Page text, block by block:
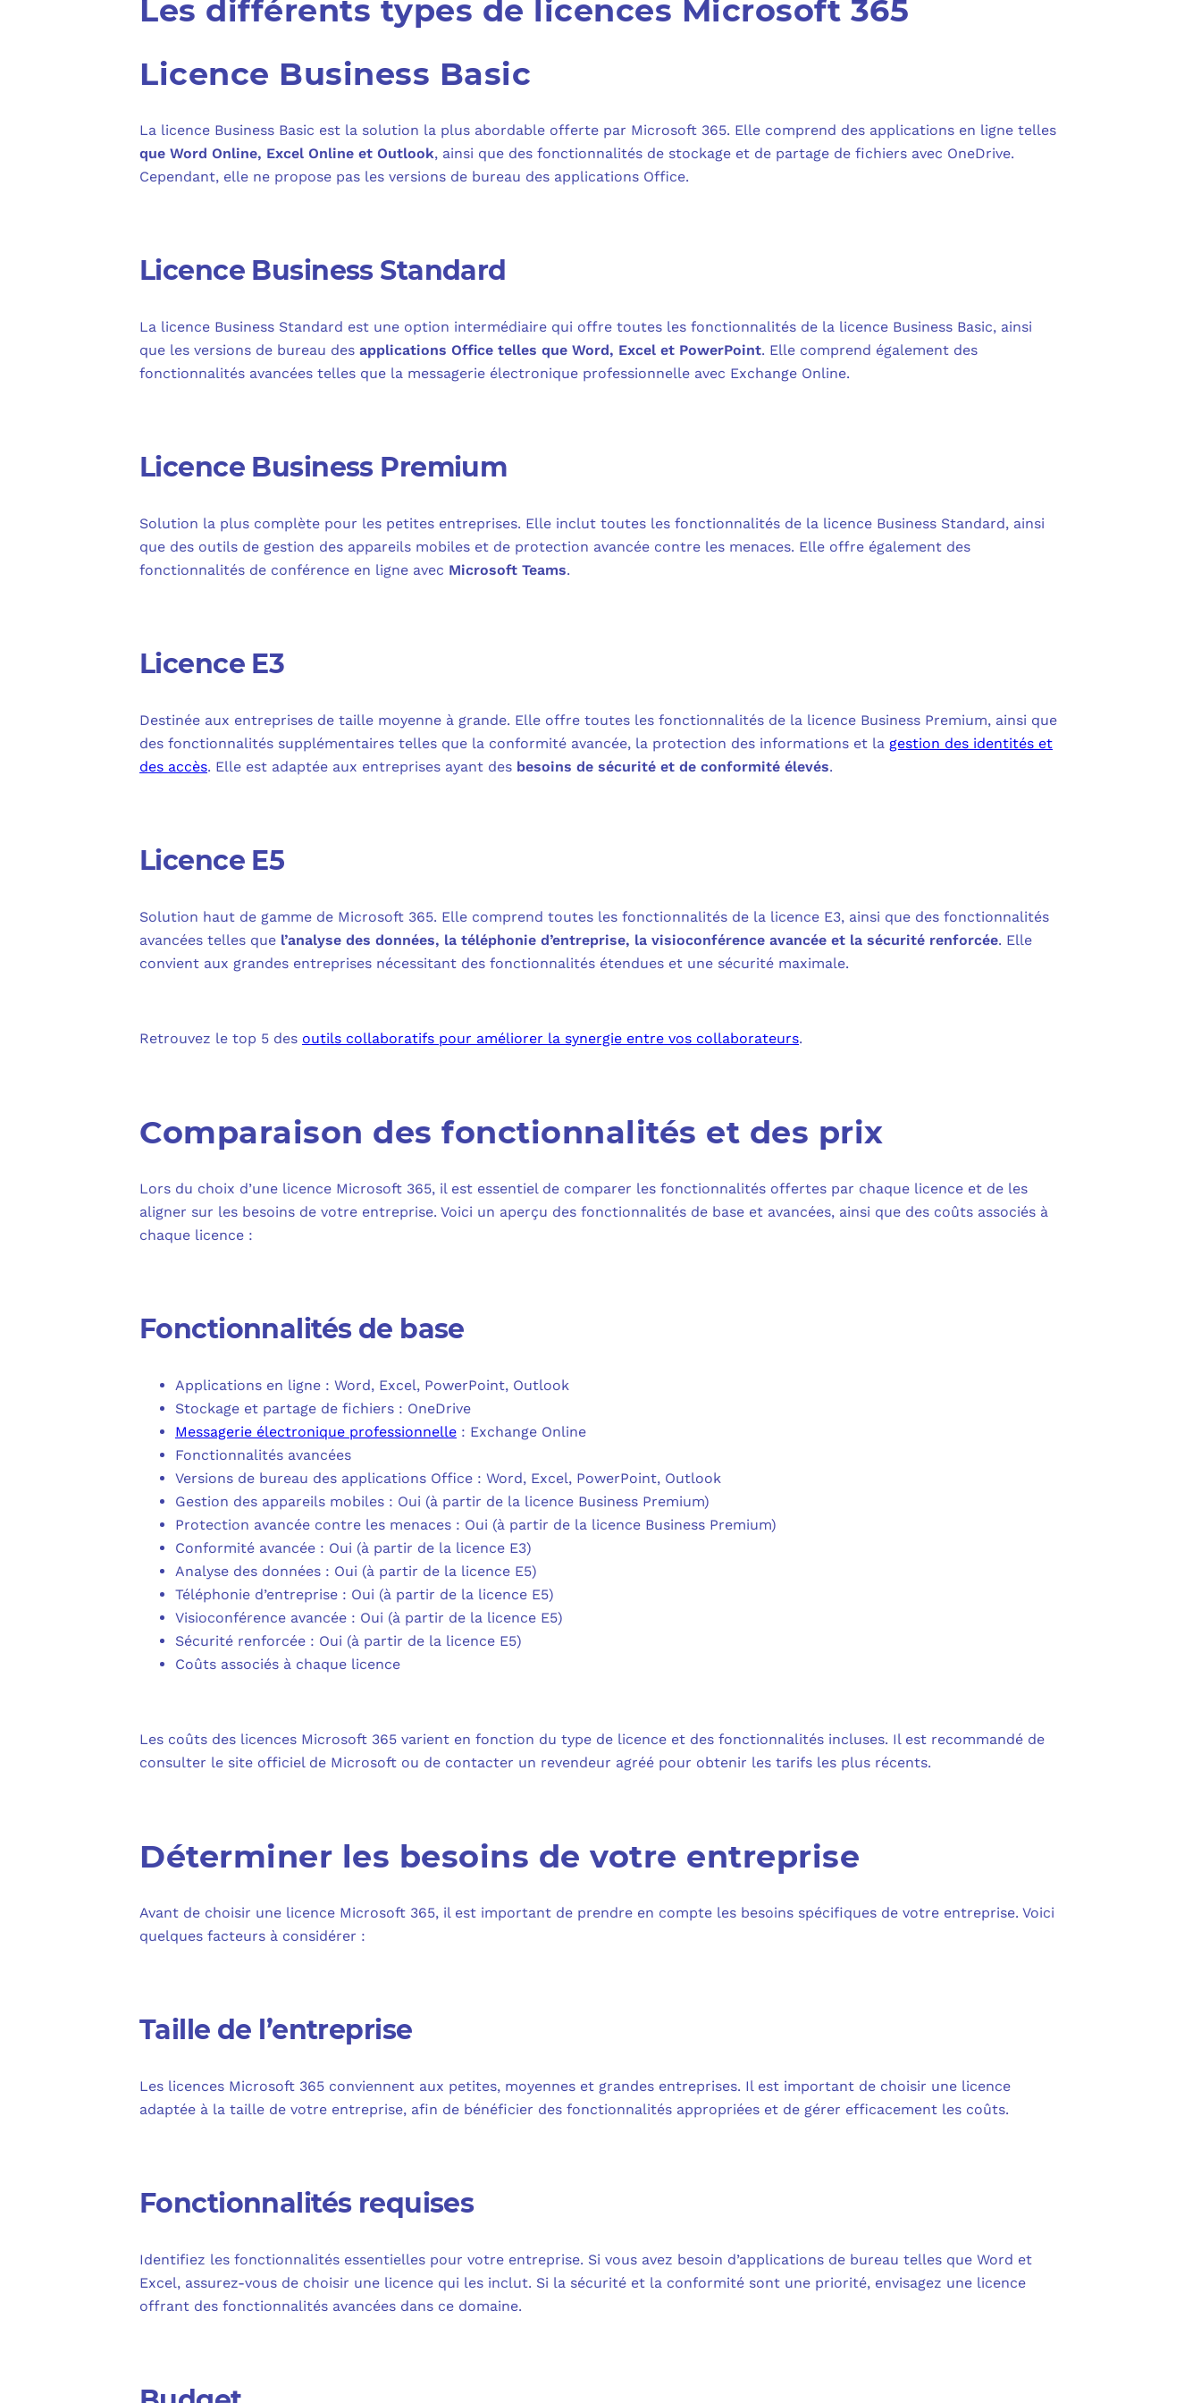
Les différents types de licences Microsoft 365
Licence Business Basic
La licence Business Basic est la solution la plus abordable offerte par Microsoft 365. Elle comprend des applications en ligne telles
que Word Online, Excel Online et Outlook, ainsi que des fonctionnalités de stockage et de partage de fichiers avec OneDrive.
Cependant, elle ne propose pas les versions de bureau des applications Office.
Licence Business Standard
La licence Business Standard est une option intermédiaire qui offre toutes les fonctionnalités de la licence Business Basic, ainsi
que les versions de bureau des applications Office telles que Word, Excel et PowerPoint. Elle comprend également des
fonctionnalités avancées telles que la messagerie électronique professionnelle avec Exchange Online.
Licence Business Premium
Solution la plus complète pour les petites entreprises. Elle inclut toutes les fonctionnalités de la licence Business Standard, ainsi
que des outils de gestion des appareils mobiles et de protection avancée contre les menaces. Elle offre également des
fonctionnalités de conférence en ligne avec Microsoft Teams.
Licence E3
Destinée aux entreprises de taille moyenne à grande. Elle offre toutes les fonctionnalités de la licence Business Premium, ainsi que
des fonctionnalités supplémentaires telles que la conformité avancée, la protection des informations et la gestion des identités et
des accès. Elle est adaptée aux entreprises ayant des besoins de sécurité et de conformité élevés.
Licence E5
Solution haut de gamme de Microsoft 365. Elle comprend toutes les fonctionnalités de la licence E3, ainsi que des fonctionnalités
avancées telles que l’analyse des données, la téléphonie d’entreprise, la visioconférence avancée et la sécurité renforcée. Elle
convient aux grandes entreprises nécessitant des fonctionnalités étendues et une sécurité maximale.
Retrouvez le top 5 des outils collaboratifs pour améliorer la synergie entre vos collaborateurs.
Comparaison des fonctionnalités et des prix
Lors du choix d’une licence Microsoft 365, il est essentiel de comparer les fonctionnalités offertes par chaque licence et de les
aligner sur les besoins de votre entreprise. Voici un aperçu des fonctionnalités de base et avancées, ainsi que des coûts associés à
chaque licence :
Fonctionnalités de base
Applications en ligne : Word, Excel, PowerPoint, Outlook
Stockage et partage de fichiers : OneDrive
Messagerie électronique professionnelle : Exchange Online
Fonctionnalités avancées
Versions de bureau des applications Office : Word, Excel, PowerPoint, Outlook
Gestion des appareils mobiles : Oui (à partir de la licence Business Premium)
Protection avancée contre les menaces : Oui (à partir de la licence Business Premium)
Conformité avancée : Oui (à partir de la licence E3)
Analyse des données : Oui (à partir de la licence E5)
Téléphonie d’entreprise : Oui (à partir de la licence E5)
Visioconférence avancée : Oui (à partir de la licence E5)
Sécurité renforcée : Oui (à partir de la licence E5)
Coûts associés à chaque licence
Les coûts des licences Microsoft 365 varient en fonction du type de licence et des fonctionnalités incluses. Il est recommandé de
consulter le site officiel de Microsoft ou de contacter un revendeur agréé pour obtenir les tarifs les plus récents.
Déterminer les besoins de votre entreprise
Avant de choisir une licence Microsoft 365, il est important de prendre en compte les besoins spécifiques de votre entreprise. Voici
quelques facteurs à considérer :
Taille de l’entreprise
Les licences Microsoft 365 conviennent aux petites, moyennes et grandes entreprises. Il est important de choisir une licence
adaptée à la taille de votre entreprise, afin de bénéficier des fonctionnalités appropriées et de gérer efficacement les coûts.
Fonctionnalités requises
Identifiez les fonctionnalités essentielles pour votre entreprise. Si vous avez besoin d’applications de bureau telles que Word et
Excel, assurez-vous de choisir une licence qui les inclut. Si la sécurité et la conformité sont une priorité, envisagez une licence
offrant des fonctionnalités avancées dans ce domaine.
MICROSOFT PURVIEW
COPILOT STUDIO